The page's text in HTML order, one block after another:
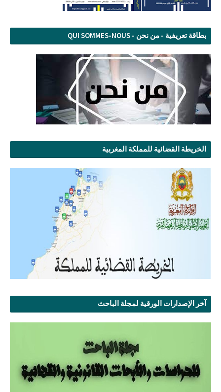
بطاقة تعريفية - من نحن - QUI SOMMES-NOUS
الخريطة القضائية للمملكة المغربية
آخر الإصدارات الورقية لمجلة الباحث